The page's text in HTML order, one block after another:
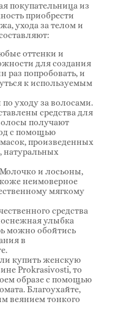
покупательница из
приобрести
ухода за телом и
оттенки и
для создания
раз попробовать, и
к используемым
уходу за волосами.
средства для
получают
с помощью
произведенных
натуральных
Молочко и лосьоны,
неимоверное
мягкому
средства
улыбка
можно обойтись
в
купить женскую
Prokrasivosti, то
образе с помощью
Благоухайте,
веянием тонкого